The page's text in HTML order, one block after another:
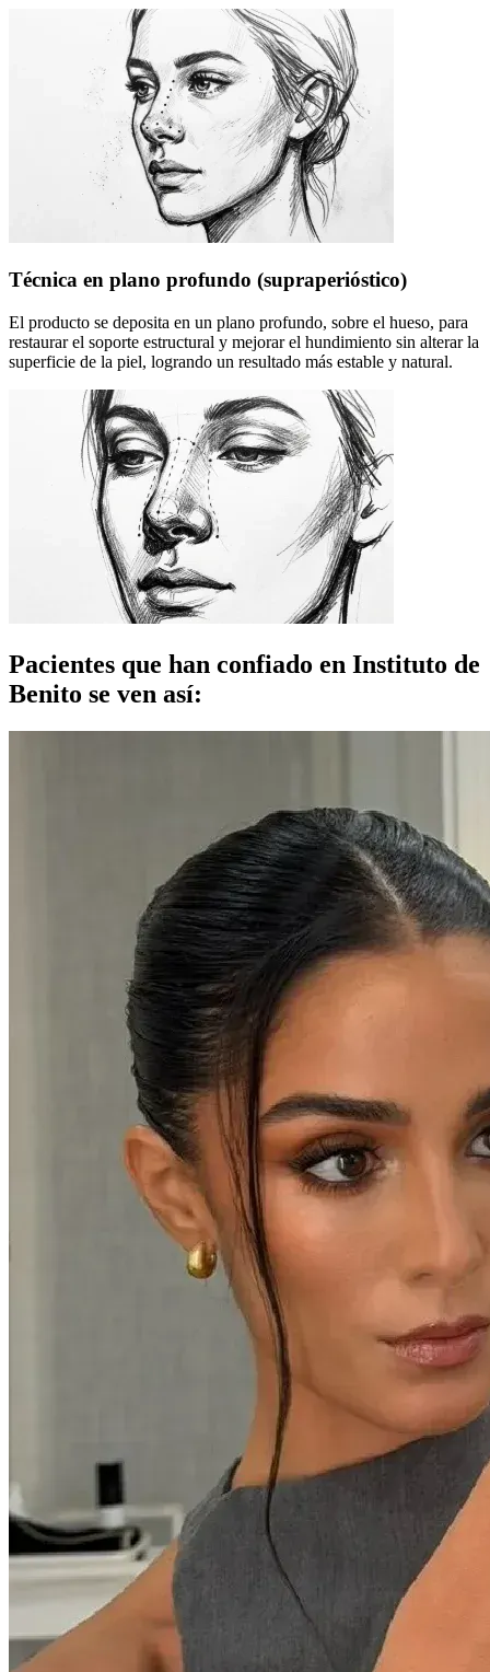
Técnica en plano profundo (supraperióstico)
El producto se deposita en un plano profundo, sobre el hueso, para
restaurar el soporte estructural y mejorar el hundimiento sin alterar la
superficie de la piel, logrando un resultado más estable y natural.
Pacientes que han confiado en Instituto de
Benito se ven así: